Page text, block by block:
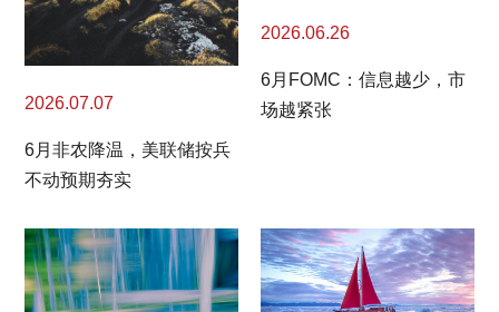
2026.07.07
6月非农降温，美联储按兵
不动预期夯实
2026.06.26
6月FOMC：信息越少，市
场越紧张